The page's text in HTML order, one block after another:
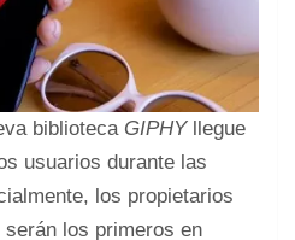
biblioteca GIPHY llegue
usuarios durante las
los propietarios
los primeros en